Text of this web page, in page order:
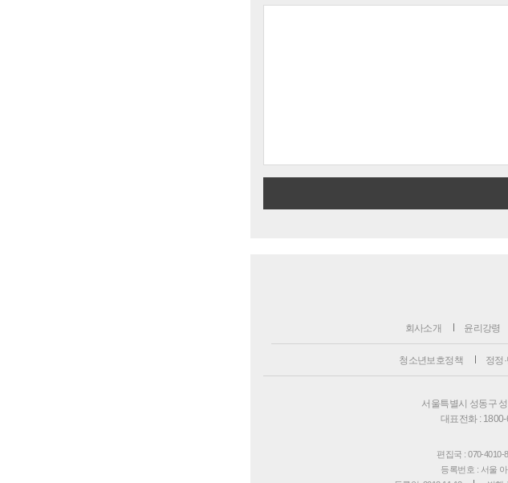
회사소개 윤리강령
청소년보호정책 정정
서울특별시 성동구
대표전화 :
편집국 : 070-4010-
등록번호 : 서울